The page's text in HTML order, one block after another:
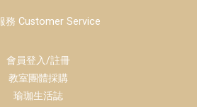
務 Customer Service
會員登入/註冊
教室團體採購
瑜珈生活誌